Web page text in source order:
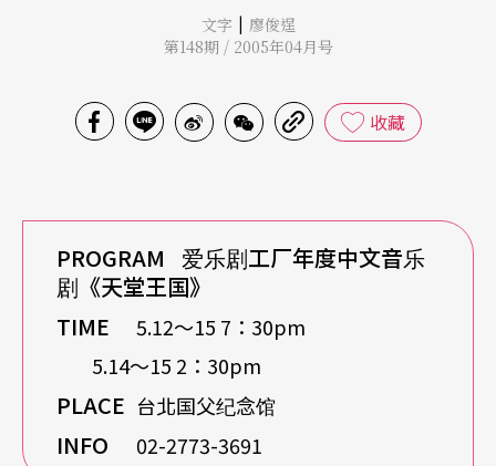
文字 | 廖俊逞
第148期 / 2005年04月号
收藏
PROGRAM 爱乐剧工厂年度中文音乐
剧《天堂王国》
TIME 5.12〜15 7：30pm
5.14〜15 2：30pm
PLACE 台北国父纪念馆
INFO 02-2773-3691